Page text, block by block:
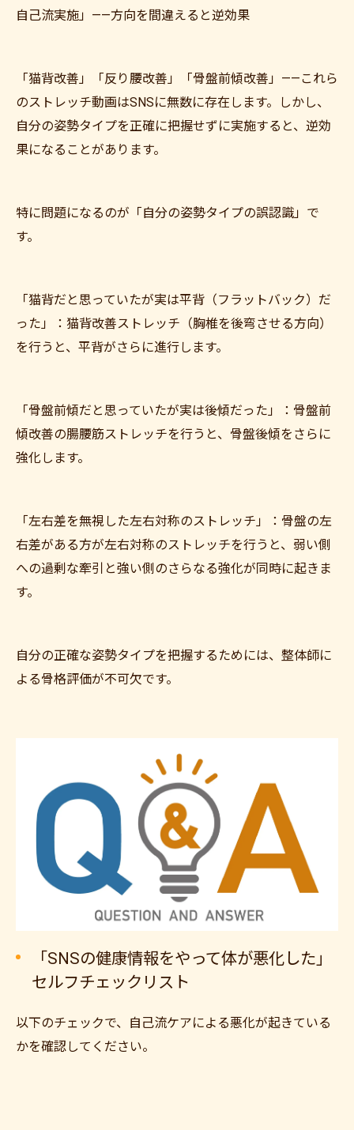
自己流実施」——方向を間違えると逆効果
「猫背改善」「反り腰改善」「骨盤前傾改善」——これら
のストレッチ動画はSNSに無数に存在します。しかし、
自分の姿勢タイプを正確に把握せずに実施すると、逆効
果になることがあります。
特に問題になるのが「自分の姿勢タイプの誤認識」で
す。
「猫背だと思っていたが実は平背（フラットバック）だ
った」：猫背改善ストレッチ（胸椎を後弯させる方向）
を行うと、平背がさらに進行します。
「骨盤前傾だと思っていたが実は後傾だった」：骨盤前
傾改善の腸腰筋ストレッチを行うと、骨盤後傾をさらに
強化します。
「左右差を無視した左右対称のストレッチ」：骨盤の左
右差がある方が左右対称のストレッチを行うと、弱い側
への過剰な牽引と強い側のさらなる強化が同時に起きま
す。
自分の正確な姿勢タイプを把握するためには、整体師に
よる骨格評価が不可欠です。
「SNSの健康情報をやって体が悪化した」
セルフチェックリスト
以下のチェックで、自己流ケアによる悪化が起きている
かを確認してください。